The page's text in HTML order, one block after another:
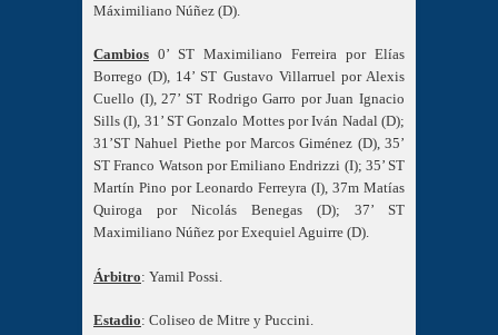
Máximiliano Núñez (D).
Cambios 0’ ST Maximiliano Ferreira por Elías
Borrego (D), 14’ ST Gustavo Villarruel por Alexis
Cuello (I), 27’ ST Rodrigo Garro por Juan Ignacio
Sills (I), 31’ ST Gonzalo Mottes por Iván Nadal (D);
31’ST Nahuel Piethe por Marcos Giménez (D), 35’
ST Franco Watson por Emiliano Endrizzi (I); 35’ ST
Martín Pino por Leonardo Ferreyra (I), 37m Matías
Quiroga por Nicolás Benegas (D); 37’ ST
Maximiliano Núñez por Exequiel Aguirre (D).
Árbitro: Yamil Possi.
Estadio: Coliseo de Mitre y Puccini.